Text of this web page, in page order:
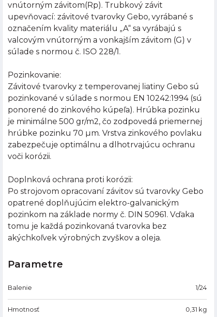
vnútorným závitom(Rp). Trubkový závit
upevňovací: závitové tvarovky Gebo, vyrábané s
označením kvality materiálu „A“ sa vyrábajú s
valcovým vnútorným a vonkajším závitom (G) v
súlade s normou č. ISO 228/1.
Pozinkovanie:
Závitové tvarovky z temperovanej liatiny Gebo sú
pozinkované v súlade s normou EN 10242:1994 (sú
ponorené do zinkového kúpeľa). Hrúbka pozinku
je minimálne 500 gr/m2, čo zodpovedá priemernej
hrúbke pozinku 70 µm. Vrstva zinkového povlaku
zabezpečuje optimálnu a dlhotrvajúcu ochranu
voči korózii.
Doplnková ochrana proti korózii:
Po strojovom opracovaní závitov sú tvarovky Gebo
opatrené doplňujúcim elektro-galvanickým
pozinkom na základe normy č. DIN 50961. Vďaka
tomu je každá pozinkovaná tvarovka bez
akýchkoľvek výrobných zvyškov a oleja.
Parametre
Balenie 1/24
Hmotnosť 0,31 kg